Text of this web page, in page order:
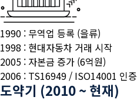
1990 : 무역업 등록 (을류)
1998 : 현대자동차 거래 시작
2005 : 자본금 증가 (6억원)
2006 : TS16949 / ISO14001 인증
도약기 (2010 ~ 현재)